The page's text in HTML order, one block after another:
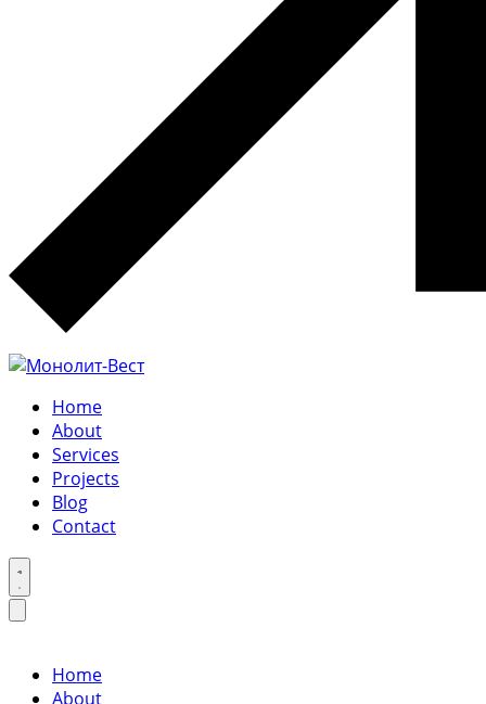
Home
About
Services
Projects
Blog
Contact
Home
About